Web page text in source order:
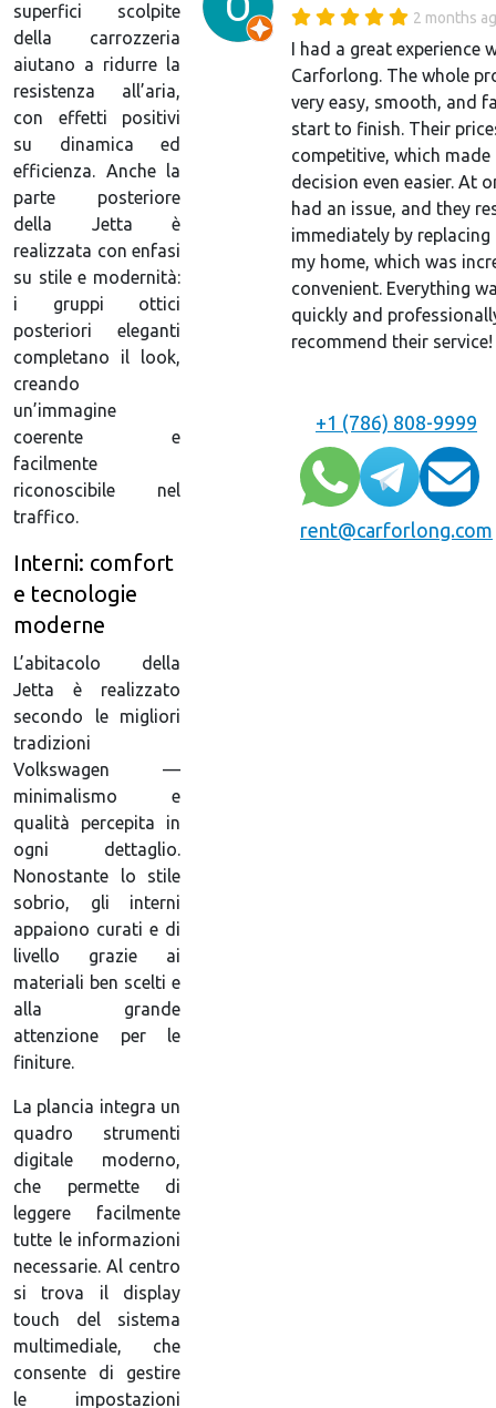
2 months
I had a great experience
Carforlong. The whole
very easy, smooth, and
start to finish. Their
competitive, which made
decision even easier. At
had an issue, and they
immediately by replacing
my home, which was
convenient. Everything
quickly and
recommend their service!
+1 (786) 808-9999
rent@carforlong.com
superfici scolpite
della carrozzeria
aiutano a ridurre la
resistenza all’aria,
con effetti positivi
su dinamica ed
efficienza. Anche la
parte posteriore
della Jetta è
realizzata con enfasi
su stile e modernità:
i gruppi ottici
posteriori eleganti
completano il look,
creando
un’immagine
coerente e
facilmente
riconoscibile nel
traffico.
Interni: comfort
e tecnologie
moderne
L’abitacolo della
Jetta è realizzato
secondo le migliori
tradizioni
Volkswagen —
minimalismo e
qualità percepita in
ogni dettaglio.
Nonostante lo stile
sobrio, gli interni
appaiono curati e di
livello grazie ai
materiali ben scelti e
alla grande
attenzione per le
finiture.
La plancia integra un
quadro strumenti
digitale moderno,
che permette di
leggere facilmente
tutte le informazioni
necessarie. Al centro
si trova il display
touch del sistema
multimediale, che
consente di gestire
le impostazioni